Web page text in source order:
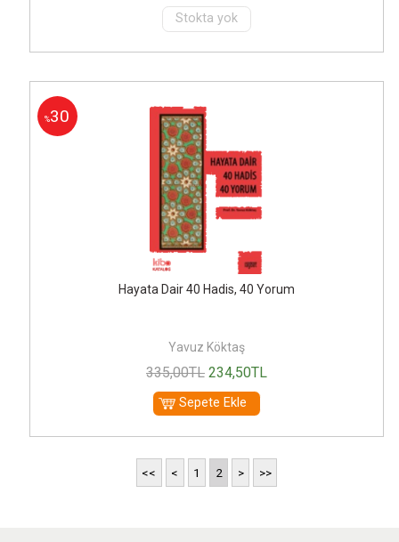
Stokta yok
%30
Hayata Dair 40 Hadis, 40 Yorum
Yavuz Köktaş
335,00TL 234,50TL
Sepete Ekle
<< < 1 2 > >>